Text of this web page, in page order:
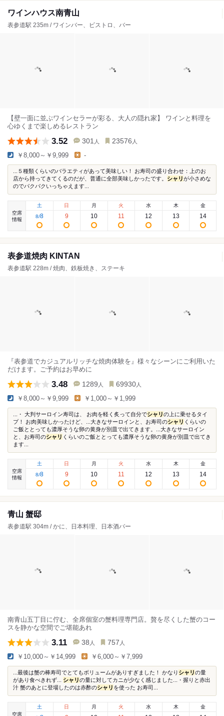
ワインハウス南青山
表参道駅 235m / ワインバー、ビストロ、バー
【壁一面に並ぶワインセラーが彩る、大人の隠れ家】 ワインと料理を
心ゆくまで楽しめるレストラン
3.52 301 人 23576 人
￥8,000～￥9,999 -
...５種類くらいのバラエティがあって美味しい！ お寿司の盛り合わせ：上のお
店から持ってきてくるのだが、普通に全部美味しかったです。 シャリが小さめな
のでパクパクいっちゃえます...
空席
情報
土
8/8
日
9
月
10
火
11
水
12
木
13
金
14
表参道焼肉 KINTAN
表参道駅 228m / 焼肉、鉄板焼き、ステーキ
『表参道でカジュアルリッチな焼肉体験を』様々なシーンにご利用いた
だけます。ご予約はお早めに
3.48 1289 人 69930 人
￥8,000～￥9,999 ￥1,000～￥1,999
...・ 大判サーロイン寿司は、 お肉を軽く炙って自分でシャリの上に乗せるタイ
プ！ お肉美味しかったけど、...大きなサーロインと、お寿司のシャリ くらいの
ご飯ととっても濃厚そうな卵の黄身が別皿で出てきます。...大きなサーロイン
と、お寿司のシャリ くらいのご飯ととっても濃厚そうな卵の黄身が別皿で出てき
ます...
空席
情報
土
8/8
日
9
月
10
火
11
水
12
木
13
金
14
青山 蟹邸
表参道駅 304m / かに、日本料理、日本酒バー
南青山五丁目に佇む、全席個室の蟹料理専門店。贅を尽くした蟹のコー
スを静かな空間でご堪能あれ
3.11 38 人 757 人
￥10,000～￥14,999 ￥6,000～￥7,999
...最後は蟹の棒寿司でとてもボリュームがありすぎました！ かなり シャリの量
があり食べきれず... シャリの量に対してカニが少なく感じました...​・握りと赤出
汁 蟹のあとに登場したのは赤酢のシャリ を使った お寿司...
空席
土
日 月 火 水 木 金